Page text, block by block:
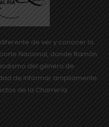
de ver y conocer la
Nacional, donde Ramón
del género de
de informar ampliamente
de la Charrería